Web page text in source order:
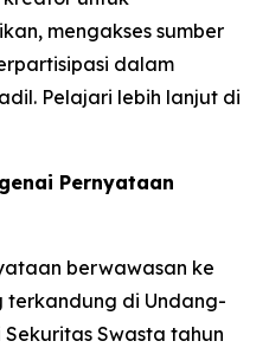
mengakses sumber
dalam
Pelajari lebih lanjut di
Pernyataan
berwawasan ke
di Undang-
Swasta tahun